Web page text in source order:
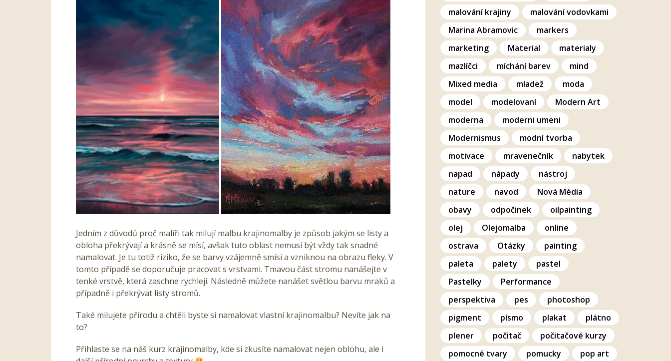
Jedním z důvodů proč malíři tak milují malbu krajinomalby je způsob jakým se listy a
obloha překrývají a krásně se mísí, avšak tuto oblast nemusí být vždy tak snadné
namalovat. Je tu totiž riziko, že se barvy vzájemně smísí a vzniknou na obrazu fleky. V
tomto případě se doporučuje pracovat s vrstvami. Tmavou část stromu nanášejte v
tenké vrstvě, která zaschne rychleji. Následně můžete nanášet světlou barvu mraků a
případně i překrývat listy stromů.
Také milujete přírodu a chtěli byste si namalovat vlastní krajinomalbu? Nevíte jak na
to?
Přihlaste se na náš kurz krajinomalby, kde si zkusíte namalovat nejen oblohu, ale i
malování krajiny
malování vodovkami
Marina Abramovic
markers
marketing
Material
materialy
mazlíčci
míchání barev
mind
Mixed media
mladež
moda
model
modelovaní
Modern Art
moderna
moderni umeni
Modernismus
modní tvorba
motivace
mravenečník
nabytek
napad
nápady
nástroj
nature
navod
Nová Média
obavy
odpočinek
oilpainting
olej
Olejomalba
online
ostrava
Otázky
painting
paleta
palety
pastel
Pastelky
Performance
perspektiva
pes
photoshop
pigment
písmo plakat
plátno
plener
počitač
počitačové kurzy
pomocné tvary
pomucky pop art